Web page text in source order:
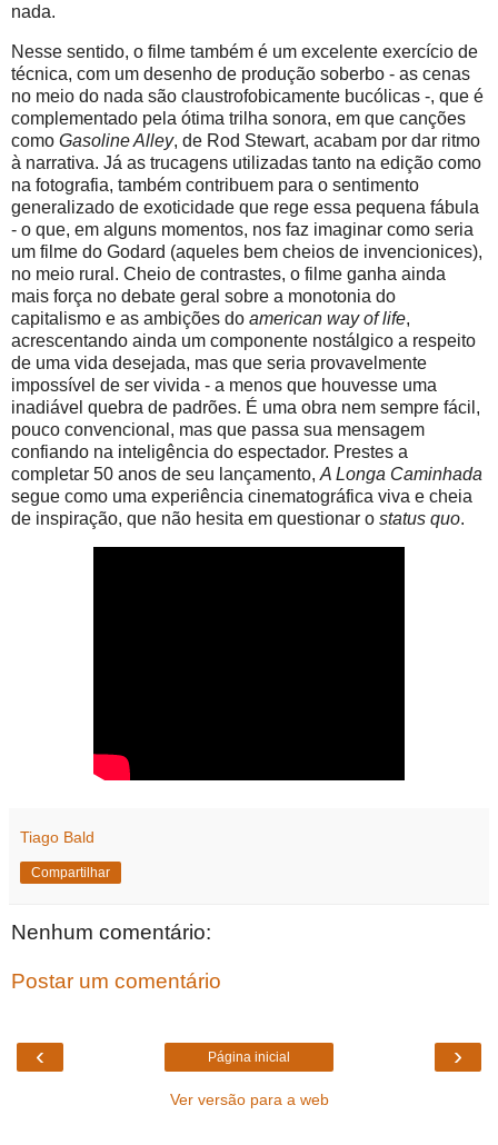
nada.
Nesse sentido, o filme também é um excelente exercício de
técnica, com um desenho de produção soberbo - as cenas
no meio do nada são claustrofobicamente bucólicas -, que é
complementado pela ótima trilha sonora, em que canções
como Gasoline Alley, de Rod Stewart, acabam por dar ritmo
à narrativa. Já as trucagens utilizadas tanto na edição como
na fotografia, também contribuem para o sentimento
generalizado de exoticidade que rege essa pequena fábula
- o que, em alguns momentos, nos faz imaginar como seria
um filme do Godard (aqueles bem cheios de invencionices),
no meio rural. Cheio de contrastes, o filme ganha ainda
mais força no debate geral sobre a monotonia do
capitalismo e as ambições do american way of life,
acrescentando ainda um componente nostálgico a respeito
de uma vida desejada, mas que seria provavelmente
impossível de ser vivida - a menos que houvesse uma
inadiável quebra de padrões. É uma obra nem sempre fácil,
pouco convencional, mas que passa sua mensagem
confiando na inteligência do espectador. Prestes a
completar 50 anos de seu lançamento, A Longa Caminhada
segue como uma experiência cinematográfica viva e cheia
de inspiração, que não hesita em questionar o status quo.
Tiago Bald
Compartilhar
Nenhum comentário:
Postar um comentário
‹ ›
Página inicial
Ver versão para a web